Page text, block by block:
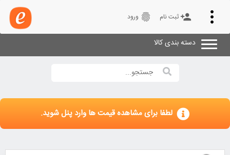
Toggle
navigation
person_add ثبت نام fingerprint ورود
دسته بندی کالا
لطفا برای مشاهده قیمت ها وارد پنل شوید.